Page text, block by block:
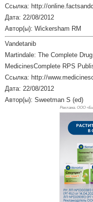
Ссылка: http://
Дата: 22/08/2012
Автор(ы): Wickersham RM
Vandetanib
Martindale: The Complete
MedicinesComplete RPS
Ссылка: http://
Дата: 22/08/2012
Автор(ы): Sweetman S (ed)
Реклама. ООО